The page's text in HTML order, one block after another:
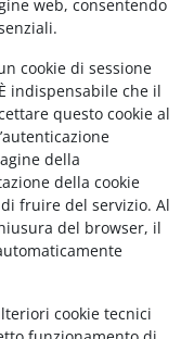
web, consentendo
cookie di sessione
indispensabile che il
questo cookie al
della
della cookie
fruire del servizio. Al
del browser, il
cookie tecnici